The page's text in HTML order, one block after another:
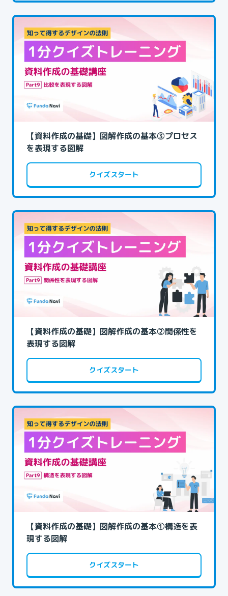
【資料作成の基礎】図解作成の基本③プロセス
を表現する図解
クイズスタート
【資料作成の基礎】図解作成の基本②関係性を
表現する図解
クイズスタート
【資料作成の基礎】図解作成の基本①構造を表
現する図解
クイズスタート